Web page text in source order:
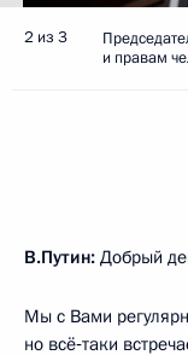
2 из 3
и правам
В.Путин: Добрый
Мы с Вами
но всё‑таки